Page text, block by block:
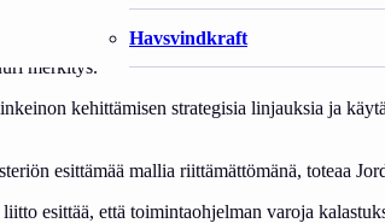
Havsvindkraft
enemmän ja vahvemmin kalastuksen osalta.
merkitys.
kehittämisen strategisia linjauksia ja
esittämää mallia riittämättömänä, toteaa
esittää, että toimintaohjelman varoja